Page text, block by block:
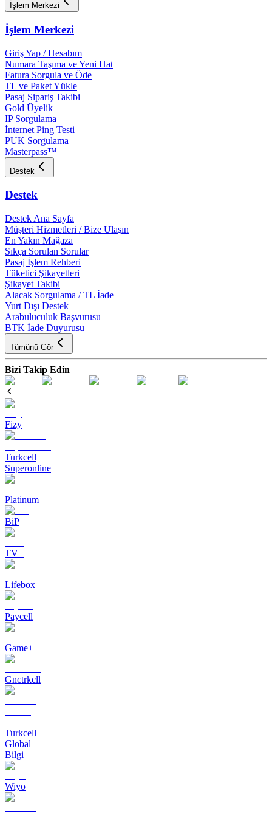
İşlem Merkezi
İşlem Merkezi
Giriş Yap / Hesabım
Numara Taşıma ve Yeni Hat
Fatura Sorgula ve Öde
TL ve Paket Yükle
Pasaj Sipariş Takibi
Gold Üyelik
IP Sorgulama
İnternet Ping Testi
PUK Sorgulama
Masterpass™
Destek
Destek
Destek Ana Sayfa
Müşteri Hizmetleri / Bize Ulaşın
En Yakın Mağaza
Sıkça Sorulan Sorular
Pasaj İşlem Rehberi
Tüketici Şikayetleri
Şikayet Takibi
Alacak Sorgulama / TL İade
Yurt Dışı Destek
Arabuluculuk Başvurusu
BTK İade Duyurusu
Tümünü Gör
Bizi Takip Edin
Fizy
Turkcell
Superonline
Platinum
BiP
TV+
Lifebox
Paycell
Game+
Gnctrkcll
Turkcell
Global
Bilgi
Wiyo